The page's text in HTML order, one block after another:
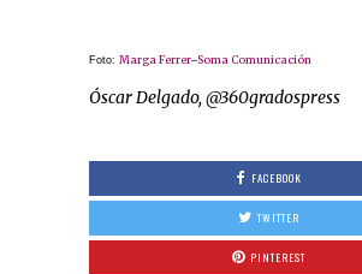
Foto: Marga Ferrer–Soma Comunicación
Óscar Delgado, @360gradospress
FACEBOOK
TWITTER
PINTEREST